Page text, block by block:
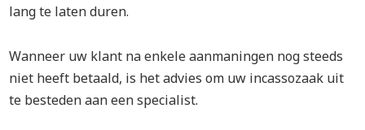
lang te laten duren.
Wanneer uw klant na enkele aanmaningen nog steeds
niet heeft betaald, is het advies om uw incassozaak uit
te besteden aan een specialist.